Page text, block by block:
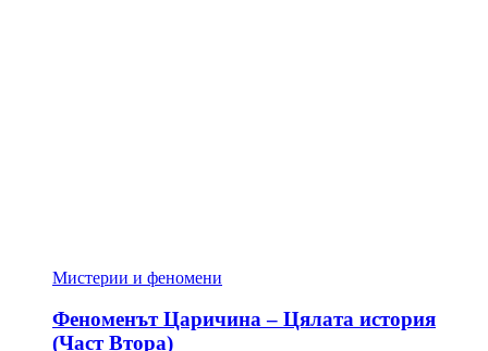
Мистерии и феномени
Феноменът Царичина – Цялата история
(Част Втора)